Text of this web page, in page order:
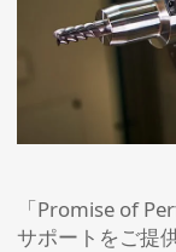
「Promise of
サポートをご提